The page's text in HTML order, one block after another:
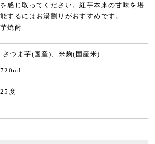
を感じ取ってください。紅芋本来の甘味を堪
能するにはお湯割りがおすすめです。
芋焼酎
さつま芋(国産)、米麹(国産米)
720ml
25度